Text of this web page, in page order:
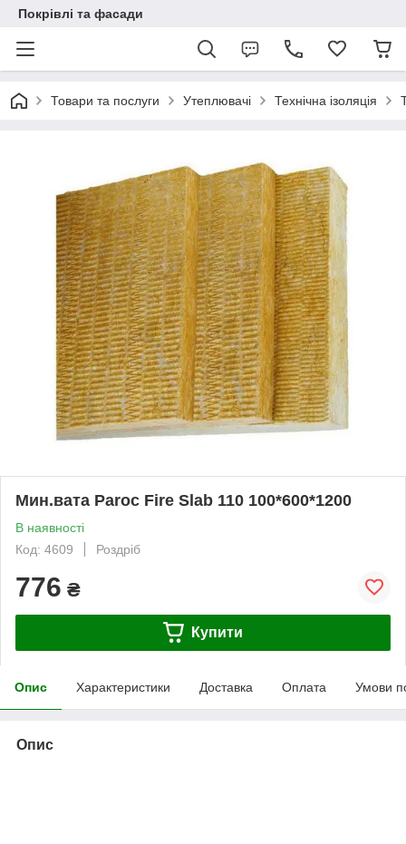
Покрівлі та фасади
Товари та послуги Утеплювачі Технічна ізоляція
Мин.вата Paroc Fire Slab 110 100*600*1200
В наявності
Код: 4609
Роздріб
776 ₴
Купити
Опис Характеристики Доставка Оплата Умови
Опис